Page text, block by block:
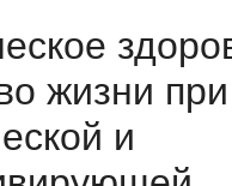
жизни при
и